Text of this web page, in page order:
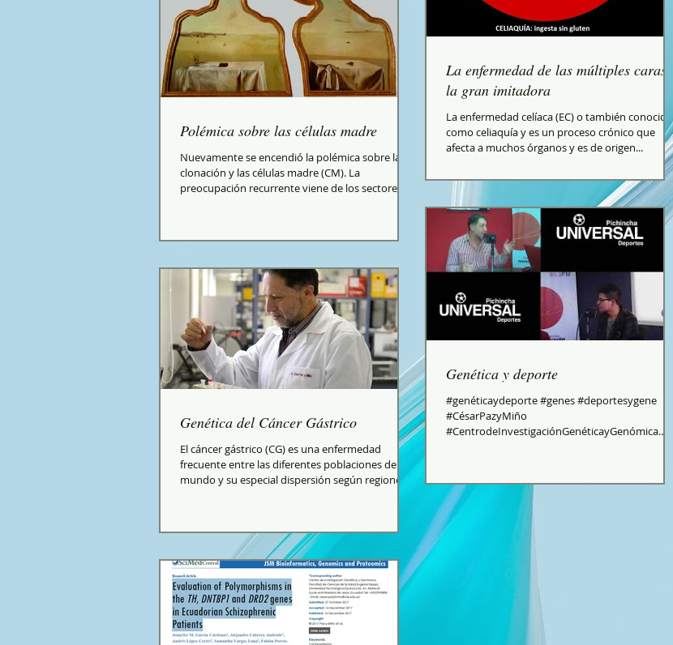
Polémica sobre las células madre
Nuevamente se encendió la polémica sobre la
clonación y las células madre (CM). La
preocupación recurrente viene de los sectores
La enfermedad de las múltiples caras o
la gran imitadora
La enfermedad celíaca (EC) o también conocida
como celiaquía y es un proceso crónico que
afecta a muchos órganos y es de origen...
Genética del Cáncer Gástrico
El cáncer gástrico (CG) es una enfermedad
frecuente entre las diferentes poblaciones del
mundo y su especial dispersión según regiones
Genética y deporte
#genéticaydeporte #genes #deportesygene
#CésarPazyMiño
#CentrodeInvestigaciónGenéticayGenómica